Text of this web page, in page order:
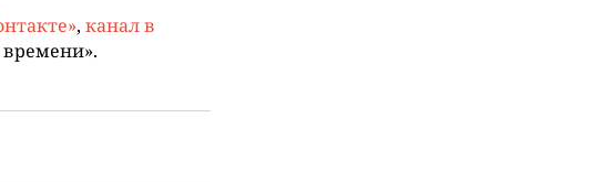
, канал в
времени».